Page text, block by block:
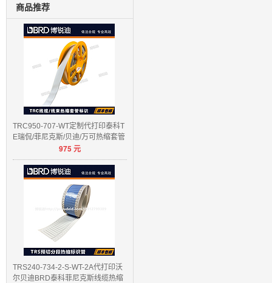
商品推荐
TRC950-707-WT定制代打印泰科T
E瑞侃/菲尼克斯/贝迪/万可热缩套管
975 元
TRS240-734-2-S-WT-2A代打印沃
尔贝迪BRD泰科菲尼克斯线缆热缩